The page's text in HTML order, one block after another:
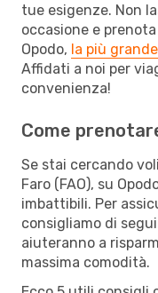
tue esigenze. Non
occasione e
Opodo, la più
Affidati a noi per
convenienza!
Come
Se stai cercando
Faro (FAO), su
imbattibili. Per
consigliamo di
aiuteranno a
massima comodità.